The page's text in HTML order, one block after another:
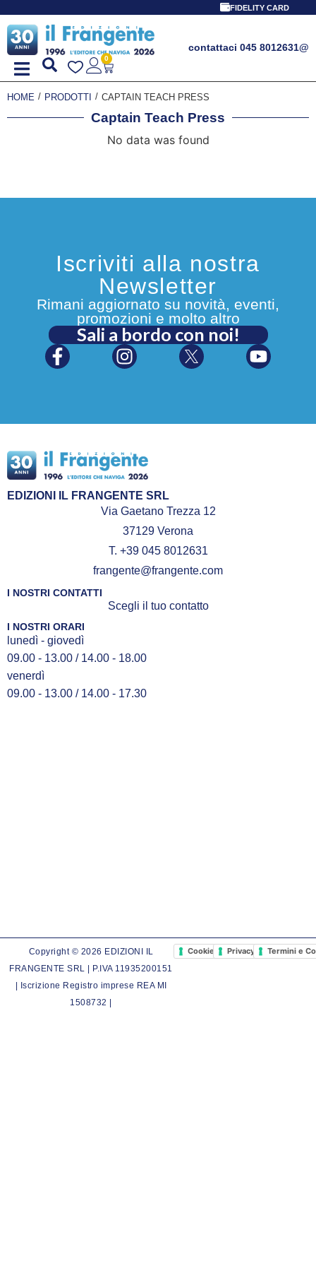
FIDELITY CARD
contattaci 045 8012631@
0
HOME / PRODOTTI / CAPTAIN TEACH PRESS
Captain Teach Press
No data was found
Iscriviti alla nostra
Newsletter
Rimani aggiornato su novità, eventi,
promozioni e molto altro
Sali a bordo con noi!
EDIZIONI IL FRANGENTE SRL
Via Gaetano Trezza 12
37129 Verona
T. +39 045 8012631
frangente@frangente.com
I NOSTRI CONTATTI
Scegli il tuo contatto
I NOSTRI ORARI
lunedì - giovedì
09.00 - 13.00 / 14.00 - 18.00
venerdì
09.00 - 13.00 / 14.00 - 17.30
Copyright © 2026 EDIZIONI IL
FRANGENTE SRL | P.IVA 11935200151
| Iscrizione Registro imprese REA MI
1508732 |
Cookie PolicyPrivacy PolicyTermini e